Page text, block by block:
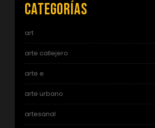
Categorías
art
arte callejero
arte e
arte urbano
artesanal